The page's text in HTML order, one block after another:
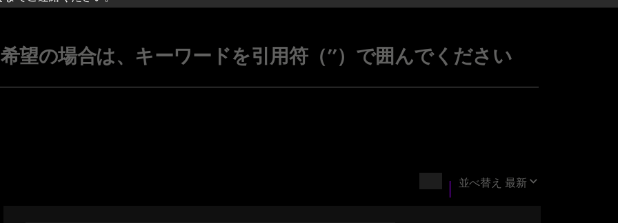
望の場合は、キーワードを引用符（’’）で囲んでください
並べ替え最新